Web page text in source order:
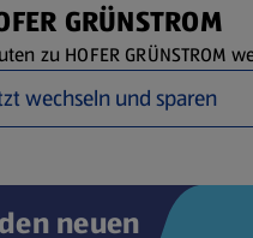
GRÜNSTROM
zu HOFER GRÜNSTROM
wechseln und sparen
neuen